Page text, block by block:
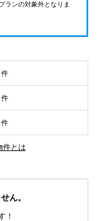
ランの対象外となりま
件
件
件
件とは
ん。
！